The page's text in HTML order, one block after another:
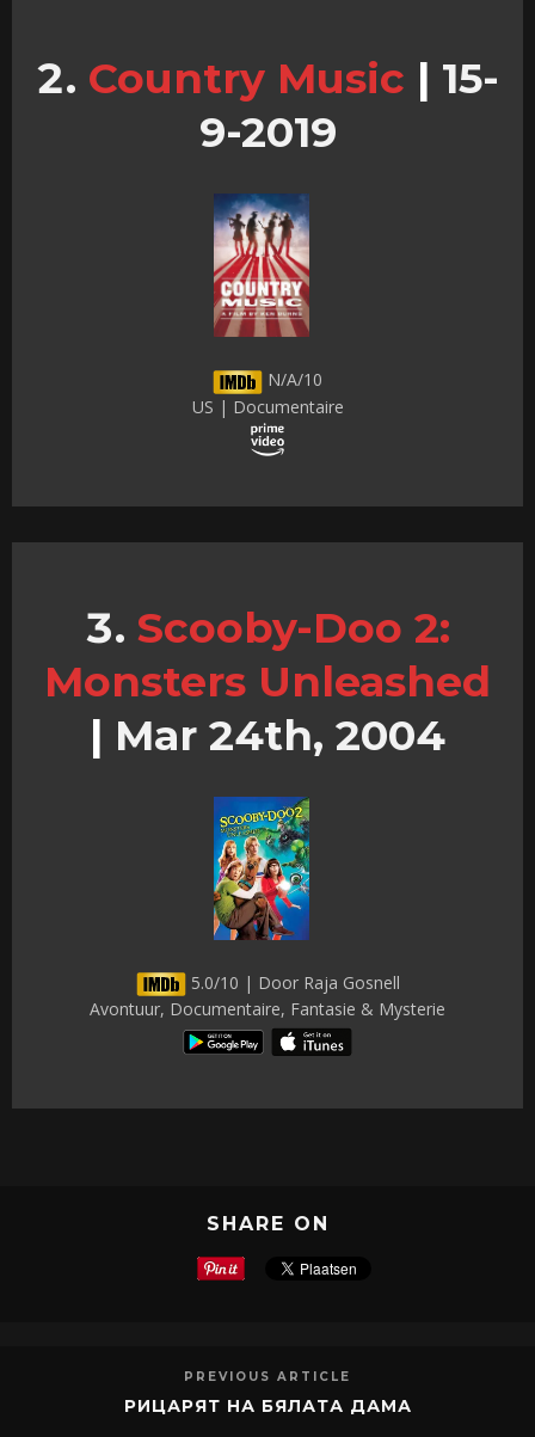
Country Music | 15-
9-2019
N/A/10
US | Documentaire
Scooby-Doo 2:
Monsters Unleashed
| Mar 24th, 2004
5.0/10 | Door Raja Gosnell
Avontuur, Documentaire, Fantasie & Mysterie
SHARE ON
PREVIOUS ARTICLE
РИЦАРЯТ НА БЯЛАТА ДАМА